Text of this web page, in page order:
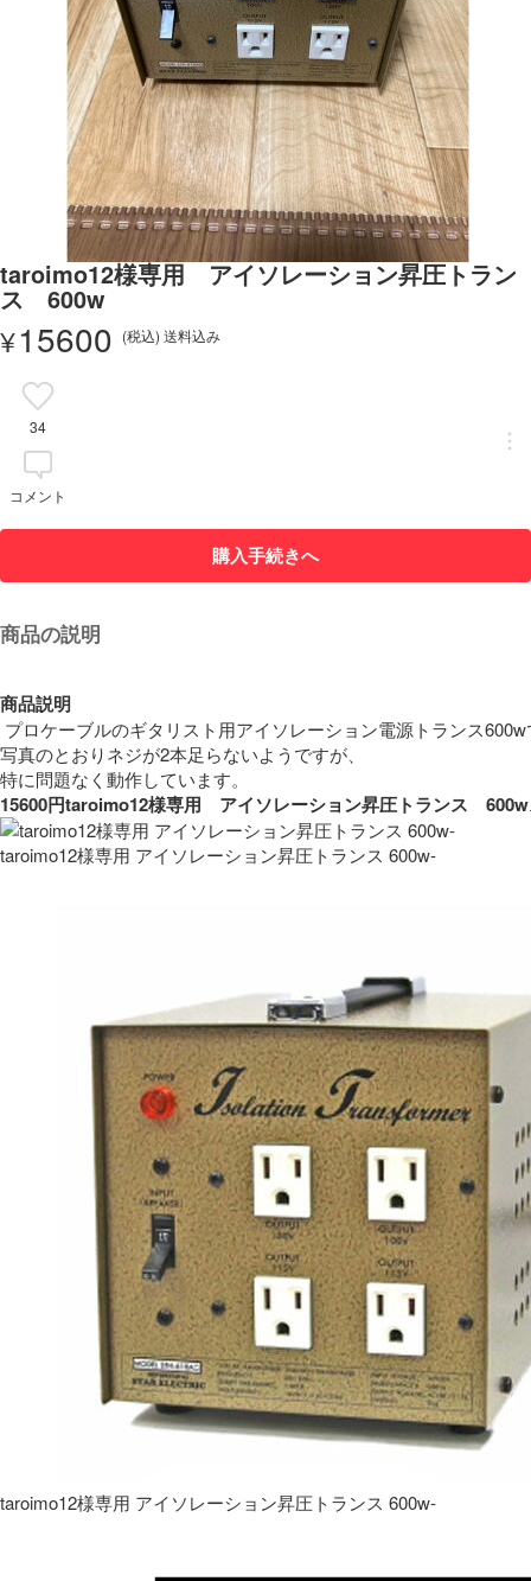
taroimo12様専用 アイソレーション昇圧トラン
ス 600w
¥15600 (税込) 送料込み
34
コメント
購入手続きへ
商品の説明
商品説明
プロケーブルのギタリスト用アイソレーション電源トランス
写真のとおりネジが2本足らないようですが、
15600円taroimo12様専用　アイソレーション昇圧トランス　
taroimo12様専用 アイソレーション昇圧トランス 600w-
taroimo12様専用 アイソレーション昇圧トランス 600w-